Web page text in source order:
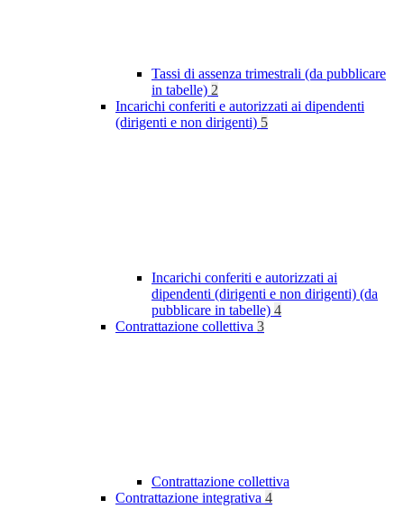
Tassi di assenza trimestrali (da pubblicare
in tabelle) 2
Incarichi conferiti e autorizzati ai dipendenti
(dirigenti e non dirigenti) 5
Incarichi conferiti e autorizzati ai
dipendenti (dirigenti e non dirigenti) (da
pubblicare in tabelle) 4
Contrattazione collettiva 3
Contrattazione collettiva
Contrattazione integrativa 4